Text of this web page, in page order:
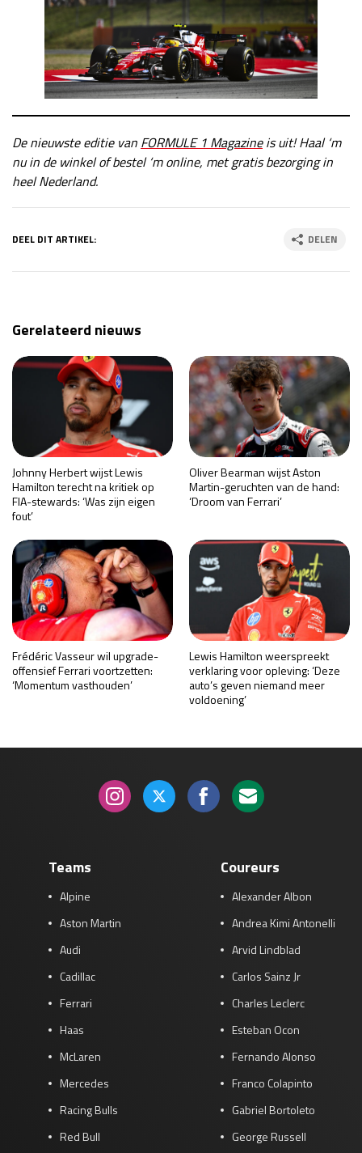
De nieuwste editie van FORMULE 1 Magazineis uit! Haal ‘m
nu in de winkel of bestel ‘m online, met gratis bezorging in
heel Nederland.
DEEL DIT ARTIKEL: DELEN
Gerelateerd nieuws
Johnny Herbert wijst Lewis
Hamilton terecht na kritiek op
FIA-stewards: ‘Was zijn eigen
fout’
Oliver Bearman wijst Aston
Martin-geruchten van de hand:
‘Droom van Ferrari’
Frédéric Vasseur wil upgrade-
offensief Ferrari voortzetten:
‘Momentum vasthouden’
Lewis Hamilton weerspreekt
verklaring voor opleving: ‘Deze
auto’s geven niemand meer
voldoening’
Teams
Alpine
Aston Martin
Audi
Cadillac
Ferrari
Haas
McLaren
Mercedes
Racing Bulls
Red Bull
Coureurs
Alexander Albon
Andrea Kimi Antonelli
Arvid Lindblad
Carlos Sainz Jr
Charles Leclerc
Esteban Ocon
Fernando Alonso
Franco Colapinto
Gabriel Bortoleto
George Russell